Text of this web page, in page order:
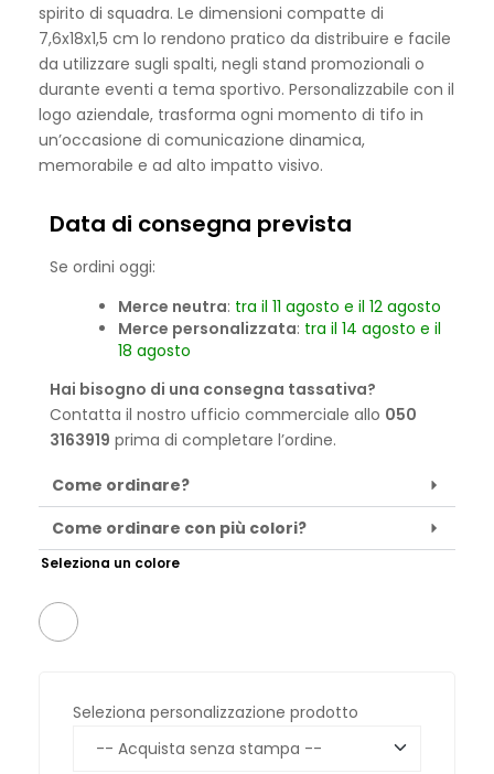
spirito di squadra. Le dimensioni compatte di
7,6x18x1,5 cm lo rendono pratico da distribuire e facile
da utilizzare sugli spalti, negli stand promozionali o
durante eventi a tema sportivo. Personalizzabile con il
logo aziendale, trasforma ogni momento di tifo in
un’occasione di comunicazione dinamica,
memorabile e ad alto impatto visivo.
Data di consegna prevista
Se ordini oggi:
Merce neutra: tra il 11 agosto e il 12 agosto
Merce personalizzata: tra il 14 agosto e il
18 agosto
Hai bisogno di una consegna tassativa?
Contatta il nostro ufficio commerciale allo 050
3163919 prima di completare l’ordine.
Come ordinare?
Come ordinare con più colori?
Seleziona un colore
Seleziona personalizzazione prodotto